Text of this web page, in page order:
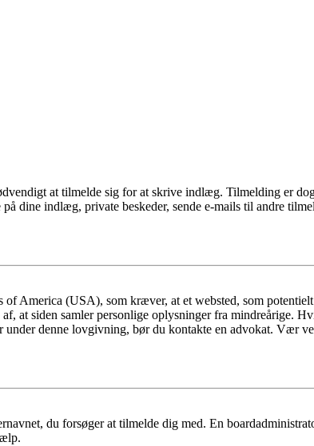
at tilmelde sig for at skrive indlæg. Tilmelding er
dine indlæg, private beskeder, sende e-mails til andre
America (USA), som kræver, at et websted, som
at siden samler personlige oplysninger fra mindreårige.
denne lovgivning, bør du kontakte en advokat. Vær
du forsøger at tilmelde dig med. En